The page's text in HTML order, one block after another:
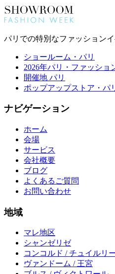
パリでの特別なファッション
ショールーム・パリ
2026年パリ・ファッショ
開催地 パリ
ポップアップストア・パ
ナビゲーション
ホーム
会場
サービス
会社概要
ブログ
よくあるご質問
お問い合わせ
地域
マレ地区
シャンゼリゼ
コンコルド / チュイルリ
ヴァンドーム / 王宮